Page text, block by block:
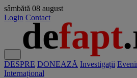
sâmbătă 08 august
Login Contact
DESPRE DONEAZĂ Investigații
Internațional